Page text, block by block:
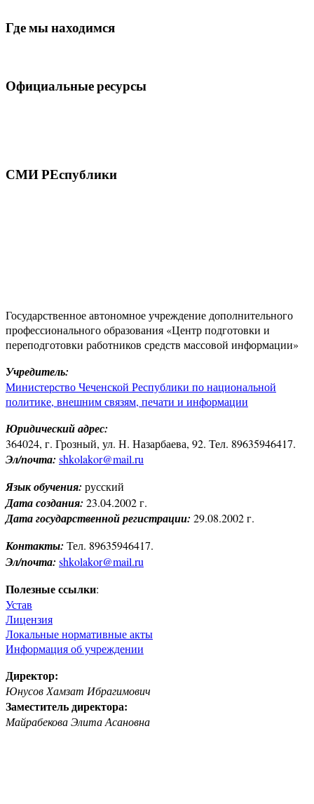
Где мы находимся
Официальные ресурсы
СМИ РЕспублики
Государственное автономное учреждение дополнительного
профессионального образования «Центр подготовки и
переподготовки работников средств массовой информации»
Учредитель:
Министерство Чеченской Республики по национальной
политике, внешним связям, печати и информации
Юридический адрес:
364024, г. Грозный, ул. Н. Назарбаева, 92. Тел. 89635946417.
Эл/почта: shkolakor@mail.ru
Язык обучения: русский
Дата создания: 23.04.2002 г.
Дата государственной регистрации: 29.08.2002 г.
Контакты: Тел. 89635946417.
Эл/почта: shkolakor@mail.ru
Полезные ссылки:
Устав
Лицензия
Локальные нормативные акты
Информация об учреждении
Директор:
Юнусов Хамзат Ибрагимович
Заместитель директора:
Майрабекова Элита Асановна